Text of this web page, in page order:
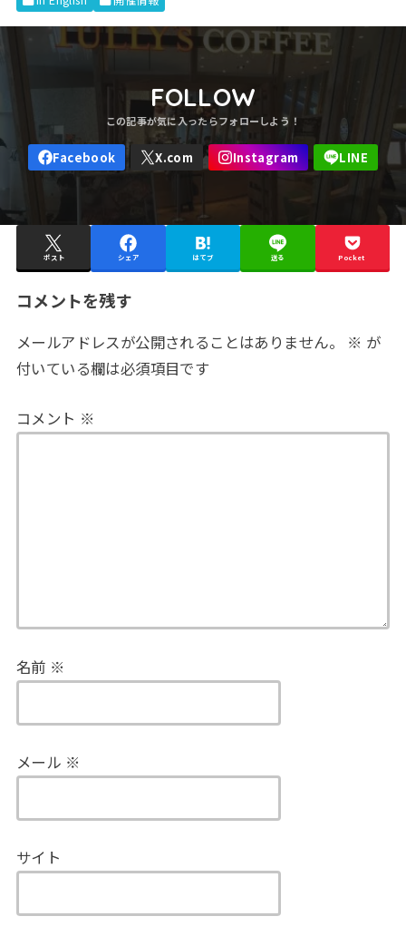
FOLLOW
ポスト シェア はてブ 送る Pocket
コメントを残す
メールアドレスが公開されることはありません。 ※ が
付いている欄は必須項目です
コメント ※
名前 ※
メール ※
サイト